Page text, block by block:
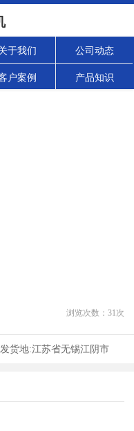
于我们 公司动态
户案例 产品知识
浏览次数： 31次
发货地:江苏省无锡江阴市